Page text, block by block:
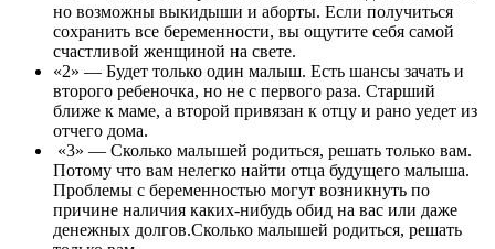
но возможны выкидыши и аборты. Если получиться
сохранить все беременности, вы ощутите себя самой
счастливой женщиной на свете.
«2» — Будет только один малыш. Есть шансы зачать и
второго ребеночка, но не с первого раза. Старший
ближе к маме, а второй привязан к отцу и рано уедет из
отчего дома.
«3» — Сколько малышей родиться, решать только вам.
Потому что вам нелегко найти отца будущего малыша.
Проблемы с беременностью могут возникнуть по
причине наличия каких-нибудь обид на вас или даже
денежных долгов.Сколько малышей родиться, решать